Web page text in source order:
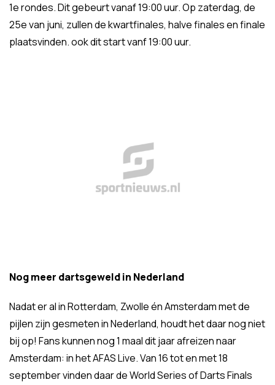
1e rondes. Dit gebeurt vanaf 19:00 uur. Op zaterdag, de
25e van juni, zullen de kwartfinales, halve finales en finale
plaatsvinden. ook dit start vanf 19:00 uur.
Nog meer dartsgeweld in Nederland
Nadat er al in Rotterdam, Zwolle én Amsterdam met de
pijlen zijn gesmeten in Nederland, houdt het daar nog niet
bij op! Fans kunnen nog 1 maal dit jaar afreizen naar
Amsterdam: in het AFAS Live. Van 16 tot en met 18
september vinden daar de World Series of Darts Finals